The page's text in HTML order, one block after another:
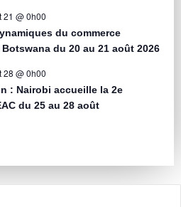
21 @ 0h00
du commerce
du 20 au 21 août 2026
28 @ 0h00
: Nairobi accueille la 2e
du 25 au 28 août